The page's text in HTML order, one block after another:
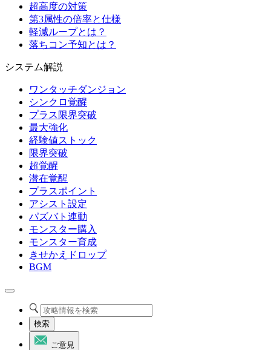
超高度の対策
第3属性の倍率と仕様
軽減ループとは？
落ちコン予知とは？
システム解説
ワンタッチダンジョン
シンクロ覚醒
プラス限界突破
最大強化
経験値ストック
限界突破
超覚醒
潜在覚醒
プラスポイント
アシスト設定
パズバト連動
モンスター購入
モンスター育成
きせかえドロップ
BGM
検索
ご意見